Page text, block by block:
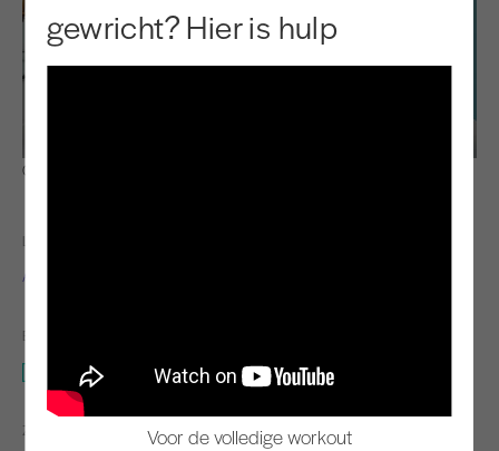
gewricht? Hier is hulp
Voor de volledige workout
Observeren en leren
LERAAR
Alisa Wyatt
BENODIGDE APPARATUUR
ZOEK VERGELIJKBARE LESSEN VOOR